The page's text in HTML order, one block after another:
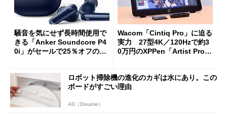
騒音を気にせず長時間使用で
きる「Anker Soundcore P4
0i」がセールで25％オフの59
Wacom「Cintiq Pro」に迫る
実力 27型4K／120Hzで約3
0万円のXPPen「Artist Pro 2
ロボット掃除機の進化のカギは水にあり。この
ボードがすごい理由
AD（Dreame）